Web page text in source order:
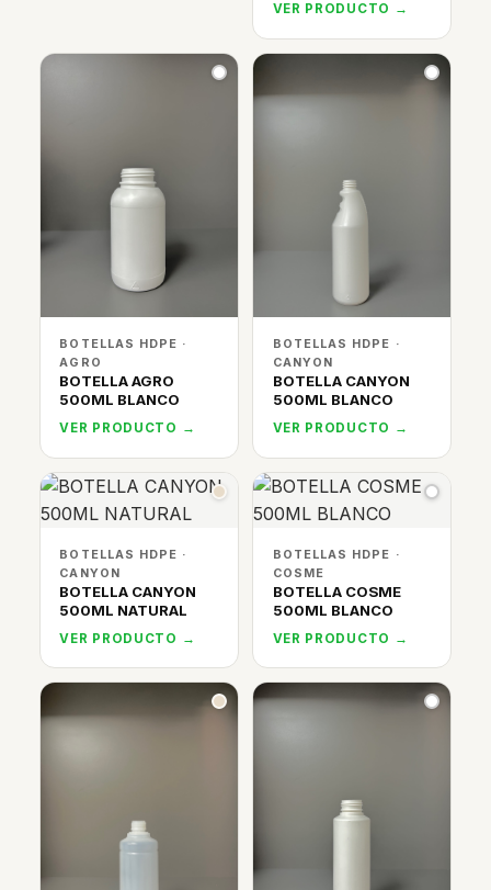
VER PRODUCTO →
BOTELLAS HDPE ·
AGRO
BOTELLA AGRO
500ML BLANCO
VER PRODUCTO →
BOTELLAS HDPE ·
CANYON
BOTELLA CANYON
500ML BLANCO
VER PRODUCTO →
BOTELLAS HDPE ·
CANYON
BOTELLA CANYON
500ML NATURAL
VER PRODUCTO →
BOTELLAS HDPE ·
COSME
BOTELLA COSME
500ML BLANCO
VER PRODUCTO →